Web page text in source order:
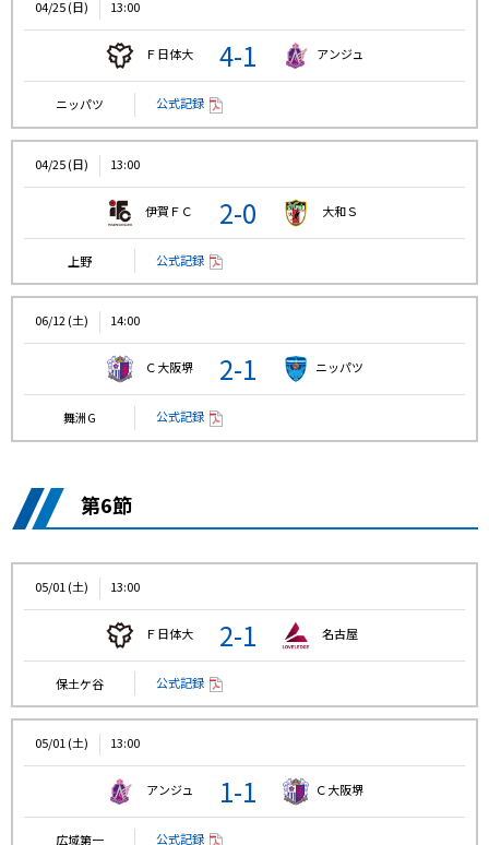
04/25 (日) 13:00
Ｆ日体大 4-1 アンジュ
ニッパツ 公式記録
04/25 (日) 13:00
伊賀ＦＣ 2-0 大和Ｓ
上野 公式記録
06/12 (土) 14:00
Ｃ大阪堺 2-1 ニッパツ
舞洲G 公式記録
第6節
05/01 (土) 13:00
Ｆ日体大 2-1 名古屋
保土ケ谷 公式記録
05/01 (土) 13:00
アンジュ 1-1 Ｃ大阪堺
広域第一 公式記録